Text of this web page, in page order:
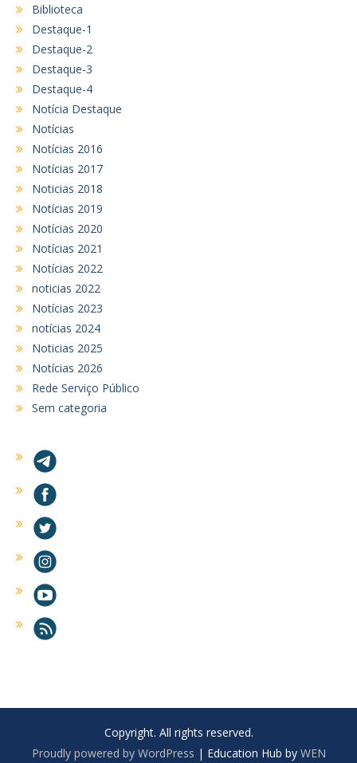
Biblioteca
Destaque-1
Destaque-2
Destaque-3
Destaque-4
Notícia Destaque
Notícias
Notícias 2016
Notícias 2017
Noticias 2018
Notícias 2019
Notícias 2020
Notícias 2021
Notícias 2022
noticias 2022
Notícias 2023
notícias 2024
Noticias 2025
Notícias 2026
Rede Serviço Público
Sem categoria
Copyright. All rights reserved.
Proudly powered by WordPress | Education Hub by WEN